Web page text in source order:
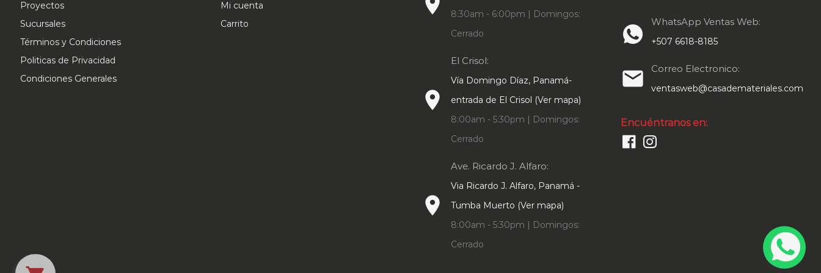
Proyectos
Sucursales
Términos y Condiciones
Politicas de Privacidad
Condiciones Generales
Mi cuenta
Carrito
8:30am - 6:00pm | Domingos:
Cerrado
place
El Crisol:
Vía Domingo Díaz, Panamá-
entrada de El Crisol (Ver mapa)
8:00am - 5:30pm | Domingos:
Cerrado
place
Ave. Ricardo J. Alfaro:
Via Ricardo J. Alfaro, Panamá -
Tumba Muerto (Ver mapa)
8:00am - 5:30pm | Domingos:
Cerrado
WhatsApp Ventas Web:
+507 6618-8185
email Correo Electronico:
ventasweb@casademateriales.com
Encuéntranos en: